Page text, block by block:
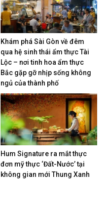
Khám phá Sài Gòn về đêm
qua hệ sinh thái ẩm thực Tài
Lộc – nơi tinh hoa ẩm thực
Bắc gặp gỡ nhịp sống không
ngủ của thành phố
Hum Signature ra mắt thực
đơn mỹ thực ‘Đất-Nước’ tại
không gian mới Thung Xanh